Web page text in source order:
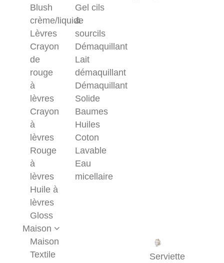
Blush
crème/liquide
Lèvres
Crayon
de
rouge
à
lèvres
Crayon
à
lèvres
Rouge
à
lèvres
Huile à
lèvres
Gloss
Gel cils
&
sourcils
Démaquillant
Lait
démaquillant
Démaquillant
Solide
Baumes
Huiles
Coton
Lavable
Eau
micellaire
Maison
Maison
Textile
Serviette